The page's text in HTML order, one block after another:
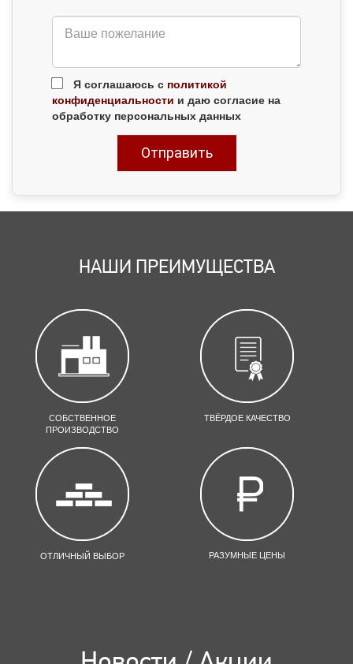
Я соглашаюсь с политикой
конфиденциальности и даю согласие на
обработку персональных данных
НАШИ ПРЕИМУЩЕСТВА
СОБСТВЕННОЕ
ПРОИЗВОДСТВО
ТВЁРДОЕ КАЧЕСТВО
ОТЛИЧНЫЙ ВЫБОР РАЗУМНЫЕ ЦЕНЫ